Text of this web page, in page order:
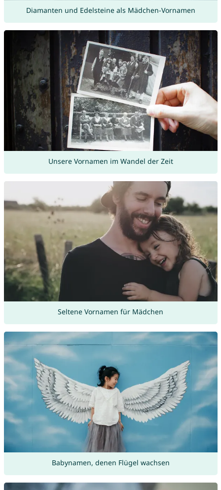
Diamanten und Edelsteine als Mädchen-Vornamen
Unsere Vornamen im Wandel der Zeit
Seltene Vornamen für Mädchen
Babynamen, denen Flügel wachsen